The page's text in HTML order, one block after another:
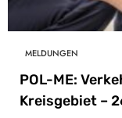
MELDUNGEN
POL-ME:
Kreisgebiet –